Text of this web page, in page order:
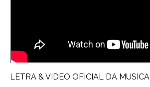
LETRA & VIDEO OFICIAL DA MUSICA